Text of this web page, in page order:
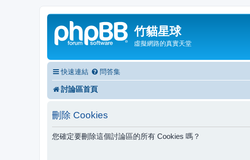
竹貓星球
虛擬網路的真實天堂
快速連結 問答集
討論區首頁
刪除 Cookies
您確定要刪除這個討論區的所有 Cookies 嗎？